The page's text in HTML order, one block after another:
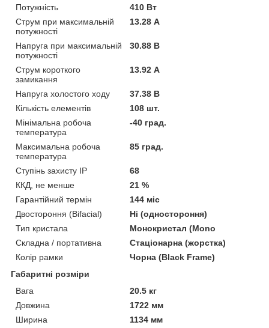
Потужність
410 Вт
Струм при максимальній
потужності
13.28 А
Напруга при максимальній
потужності
30.88 В
Струм короткого
замикання
13.92 А
Напруга холостого ходу
37.38 В
Кількість елементів
108 шт.
Мінімальна робоча
температура
-40 град.
Максимальна робоча
температура
85 град.
Ступінь захисту IP
68
ККД, не менше
21 %
Гарантійний термін
144 міс
Двостороння (Bifacial)
Ні (одностороння)
Тип кристала
Монокристал (Mono
Складна / портативна
Стаціонарна (жорстка)
Колір рамки
Чорна (Black Frame)
Габаритні розміри
Вага
20.5 кг
Довжина
1722 мм
Ширина
1134 мм